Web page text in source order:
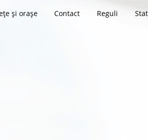
și orașe Contact Reguli